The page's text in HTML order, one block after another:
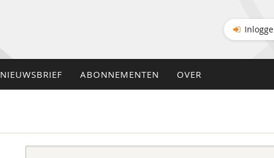
NIEUWSBRIEF ABONNEMENTEN OVER